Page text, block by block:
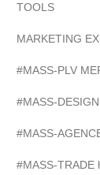
TOOLS
MARKETING
#MASS-PLV
#MASS-
#MASS-
#MASS-TRADE